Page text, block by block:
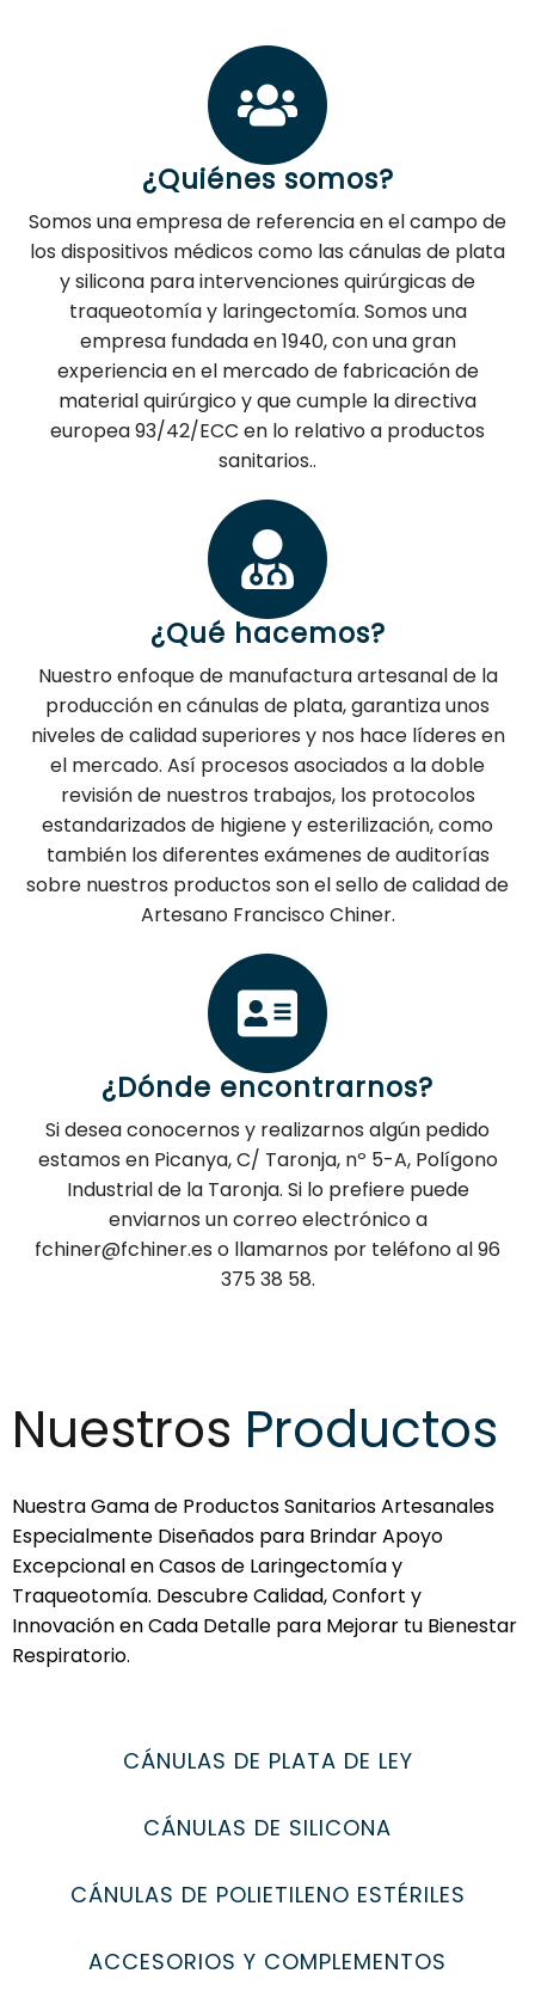
¿Quiénes somos?
Somos una empresa de referencia en el campo de
los dispositivos médicos como las cánulas de plata
y silicona para intervenciones quirúrgicas de
traqueotomía y laringectomía. Somos una
empresa fundada en 1940, con una gran
experiencia en el mercado de fabricación de
material quirúrgico y que cumple la directiva
europea 93/42/ECC en lo relativo a productos
sanitarios..
¿Qué hacemos?
Nuestro enfoque de manufactura artesanal de la
producción en cánulas de plata, garantiza unos
niveles de calidad superiores y nos hace líderes en
el mercado. Así procesos asociados a la doble
revisión de nuestros trabajos, los protocolos
estandarizados de higiene y esterilización, como
también los diferentes exámenes de auditorías
sobre nuestros productos son el sello de calidad de
Artesano Francisco Chiner.
¿Dónde encontrarnos?
Si desea conocernos y realizarnos algún pedido
estamos en Picanya, C/ Taronja, nº 5-A, Polígono
Industrial de la Taronja. Si lo prefiere puede
enviarnos un correo electrónico a
fchiner@fchiner.es o llamarnos por teléfono al 96
375 38 58.
Nuestros Productos
Nuestra Gama de Productos Sanitarios Artesanales
Especialmente Diseñados para Brindar Apoyo
Excepcional en Casos de Laringectomía y
Traqueotomía. Descubre Calidad, Confort y
Innovación en Cada Detalle para Mejorar tu Bienestar
Respiratorio.
CÁNULAS DE PLATA DE LEY
CÁNULAS DE SILICONA
CÁNULAS DE POLIETILENO ESTÉRILES
ACCESORIOS Y COMPLEMENTOS